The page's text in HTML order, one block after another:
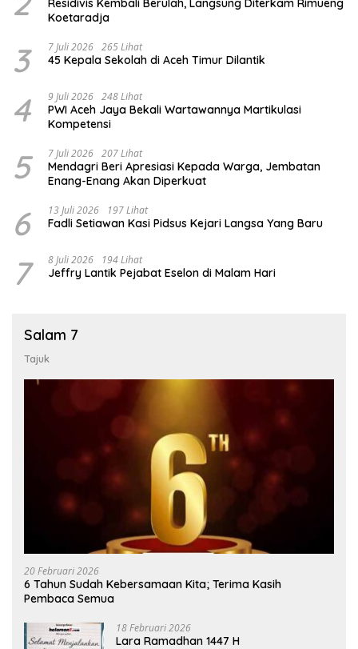
Residivis Kembali Berulah, Langsung Diterkam Rimueng
Koetaradja
3 7 Juli 2026 265 Lihat
45 Kepala Sekolah di Aceh Timur Dilantik
4 9 Juli 2026 248 Lihat
PWI Aceh Jaya Bekali Wartawannya Martikulasi
Kompetensi
5 7 Juli 2026 207 Lihat
Mendagri Beri Apresiasi Kepada Warga, Jembatan
Enang-Enang Akan Diperkuat
6 13 Juli 2026 197 Lihat
Fadli Setiawan Kasi Pidsus Kejari Langsa Yang Baru
7 8 Juli 2026 194 Lihat
Jeffry Lantik Pejabat Eselon di Malam Hari
Salam 7
Tajuk
20 Februari 2026
6 Tahun Sudah Kebersamaan Kita; Terima Kasih
Pembaca Semua
18 Februari 2026
Lara Ramadhan 1447 H